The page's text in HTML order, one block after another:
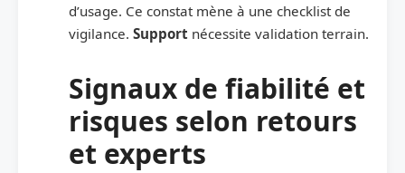
d’usage. Ce constat mène à une checklist de
vigilance. Support nécessite validation terrain.
Signaux de fiabilité et
risques selon retours
et experts